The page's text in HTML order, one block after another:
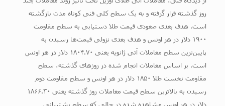
روز گذشته قرار گرفته و به یک سطح کلی فنی کوتاه مدت بازگشته
است. هدف بعدی صعودی قیمت طلا دستیابی به سطح مقاومت
۱۹۰۰ دلار در هر اونس و هدف بعدی نزولی قیمت‌ها رسیدن به
پایین‌ترین سطح معاملات آتی ژانویه یعنی ۱۸۰۴.۷۰ دلار در هر اونس
است. بر اساس معاملات انجام شده در روزهای گذشته، سطح
مقاومت نخست طلا ۱۸۵۰ دلار در هر اونس و سطح مقاومت دوم
رسیدن به بالاترین سطح قیمت معاملات روز گذشته یعنی ۱۸۶۶.۳۰
دلار در هر اونس مشاهده شده در حالی که سطح پشتیبانی